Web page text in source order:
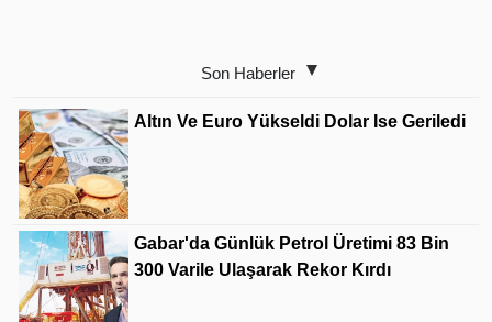
Son Haberler
Altın Ve Euro Yükseldi Dolar Ise Geriledi
Gabar'da Günlük Petrol Üretimi 83 Bin
300 Varile Ulaşarak Rekor Kırdı